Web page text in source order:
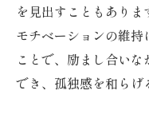
を見出すこともありま
モチベーションの維
ことで、励まし合い
でき、孤独感を和らげ